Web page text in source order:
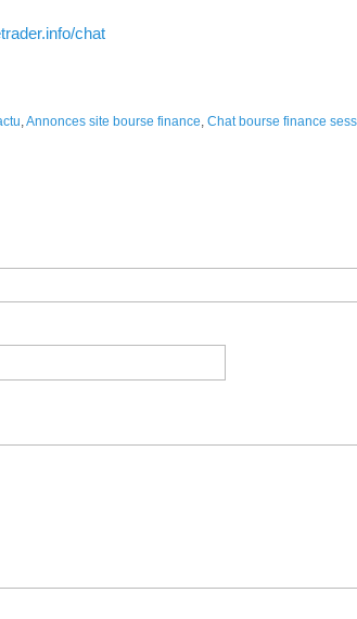
chat
,Annonces site bourse finance, Chat bourse finance